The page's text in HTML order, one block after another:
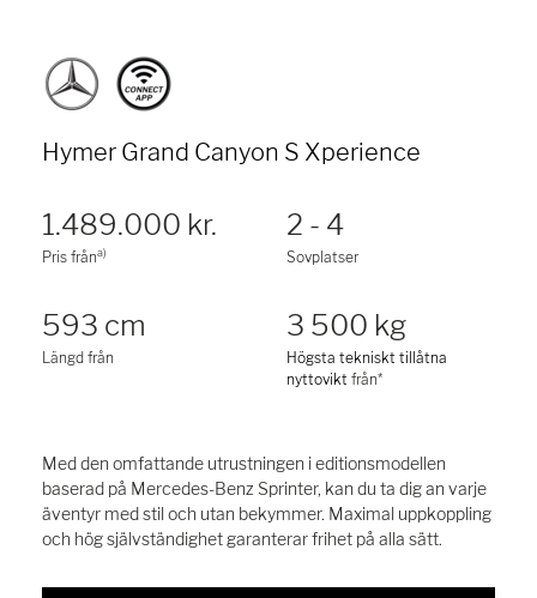
Hymer Grand Canyon S Xperience
1.489.000 kr.
Pris fråna)
2 - 4
Sovplatser
593 cm
Längd från
3 500 kg
Högsta tekniskt tillåtna
nyttovikt från*
Med den omfattande utrustningen i editionsmodellen
baserad på Mercedes-Benz Sprinter, kan du ta dig an varje
äventyr med stil och utan bekymmer. Maximal uppkoppling
och hög självständighet garanterar frihet på alla sätt.